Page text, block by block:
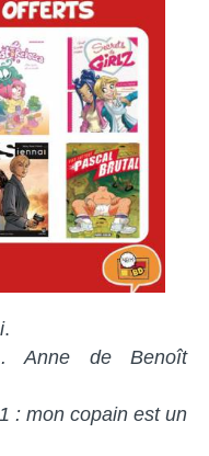
.
Anne de Benoît
: mon copain est un